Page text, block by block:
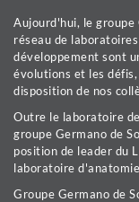
Aujourd'hui, le groupe
réseau de
développement sont
évolutions et les
disposition de nos
Outre le laboratoire
groupe Germano de
position de leader du
laboratoire
Groupe Germano de